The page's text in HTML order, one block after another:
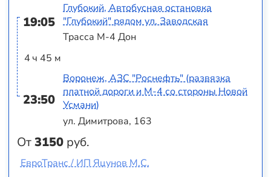
19:05
4 ч 45 м
23:50
От3150 руб.
Глубокий, Автобусная остановка
"Глубокий" рядом ул. Заводская
Трасса М-4 Дон
Воронеж, АЗС "Роснефть" (развязка
платной дороги и М-4 со стороны Новой
Усмани)
ул. Димитрова, 163
ЕвроТранс / ИП Яцунов М.С.